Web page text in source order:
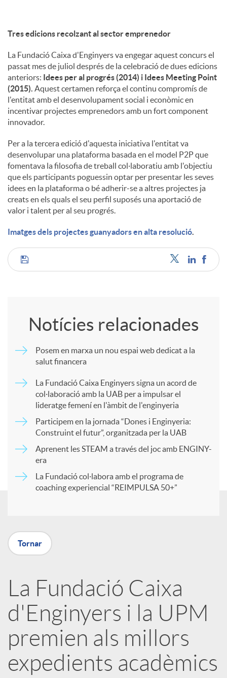
Tres edicions recolzant al sector emprenedor
La Fundació Caixa d'Enginyers va engegar aquest concurs el
passat mes de juliol després de la celebració de dues edicions
anteriors: Idees per al progrés (2014) i Idees Meeting Point
(2015). Aquest certamen reforça el continu compromís de
l'entitat amb el desenvolupament social i econòmic en
incentivar projectes emprenedors amb un fort component
innovador.
Per a la tercera edició d'aquesta iniciativa l'entitat va
desenvolupar una plataforma basada en el model P2P que
fomentava la filosofia de treball col·laboratiu amb l'objectiu
que els participants poguessin optar per presentar les seves
idees en la plataforma o bé adherir-se a altres projectes ja
creats en els quals el seu perfil suposés una aportació de
valor i talent per al seu progrés.
Imatges dels projectes guanyadors en alta resolució.
C
m
t
r
X
a
r
Notícies relacionades
Posem en marxa un nou espai web dedicat a la
salut financera
La Fundació Caixa Enginyers signa un acord de
col·laboració amb la UAB per a impulsar el
lideratge femení en l'àmbit de l'enginyeria
Participem en la jornada “Dones i Enginyeria:
Construint el futur”, organitzada per la UAB
Aprenent les STEAM a través del joc amb ENGINY-
era
La Fundació col·labora amb el programa de
coaching experiencial “REIMPULSA 50+”
Tornar
La Fundació Caixa
d'Enginyers i la UPM
premien als millors
expedients acadèmics